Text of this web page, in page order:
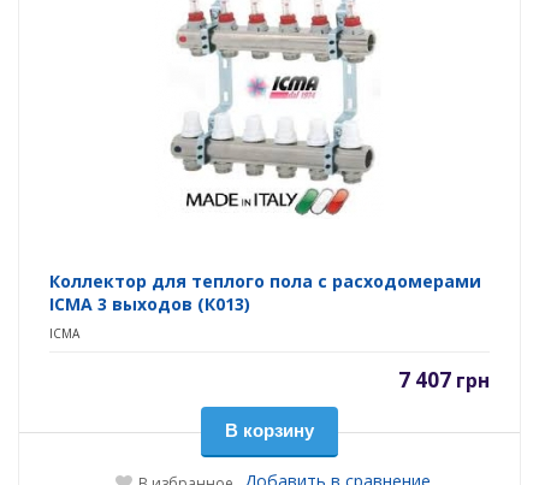
Коллектор для теплого пола с расходомерами
ICMA 3 выходов (К013)
ICMA
7 407 грн
В корзину